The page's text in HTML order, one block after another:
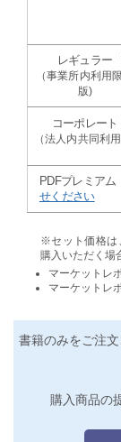
PDFプレミア
せください
※セット価格は
購入いただく場
マーケットレ
マーケットレ
書籍のみをご注
購入商品の